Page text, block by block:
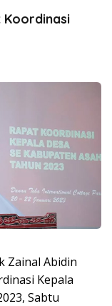
Koordinasi
Zainal Abidin
Kepala
Sabtu